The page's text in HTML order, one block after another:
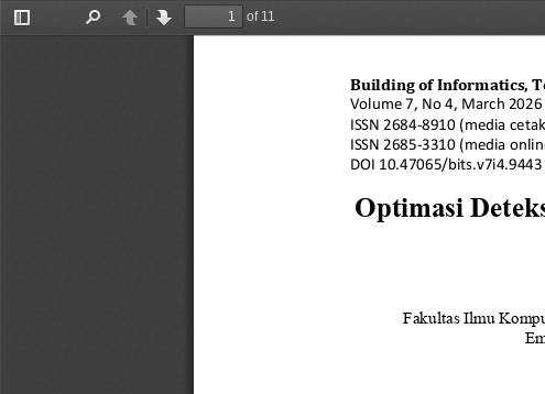
Toggle
PreviousNext
of 11
Building of Informatics,
Volume 7, No 4, March 20
ISSN 2684-8910 (media
ISSN 2685-3310 (media
DOI 10.47065/bits.v7i4.9443
Optimasi
Fakultas Ilmu